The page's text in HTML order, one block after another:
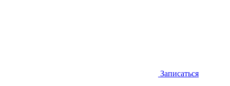
Записаться